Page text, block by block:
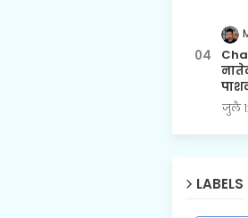
जुलै
LABELS